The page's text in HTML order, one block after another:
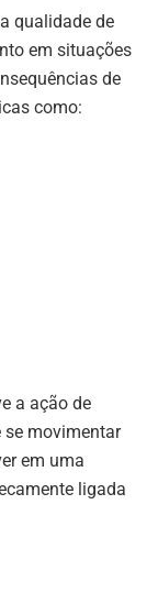
qualidade de
em situações
de
como:
a ação de
se movimentar
em uma
ligada